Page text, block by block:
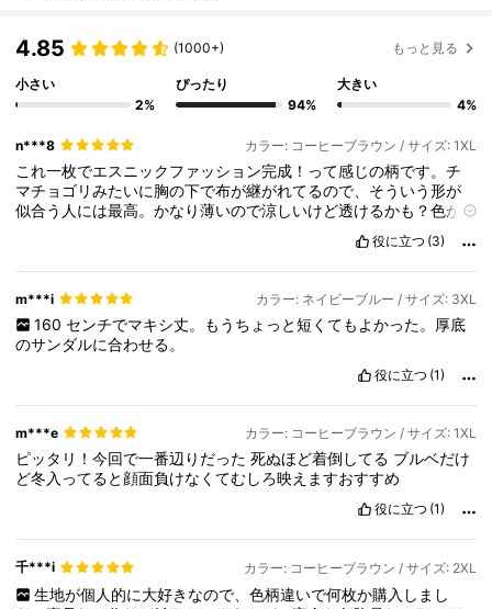
4.85 (1000+) もっと見る
小さい
2%
ぴったり
94%
大きい
4%
n***8 カラー: コーヒーブラウン / サイズ: 1XL
これ一枚でエスニックファッション完成！って感じの柄です。チ
マチョゴリみたいに胸の下で布が継がれてるので、そういう形が
似合う人には最高。かなり薄いので涼しいけど透けるかも？色が
役に立つ (3)
m***i カラー: ネイビーブルー / サイズ: 3XL
160 センチでマキシ丈。もうちょっと短くてもよかった。厚底
のサンダルに合わせる。
役に立つ (1)
m***e カラー: コーヒーブラウン / サイズ: 1XL
ピッタリ！今回で一番辺りだった死ぬほど着倒してる ブルベだけ
ど冬入ってると顔面負けなくてむしろ映えますおすすめ
役に立つ (1)
千***i カラー: コーヒーブラウン / サイズ: 2XL
生地が個人的に大好きなので、色柄違いで何枚か購入しまし